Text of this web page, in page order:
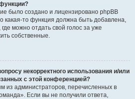
было создано и лицензировано phpBB
какая-то функция должна быть добавлена,
, где можно отдать свой голос за уже
собственные.
некорректного использования и/или
с этой конференцией?
из администраторов, перечисленных в
Если вы не получили ответа,